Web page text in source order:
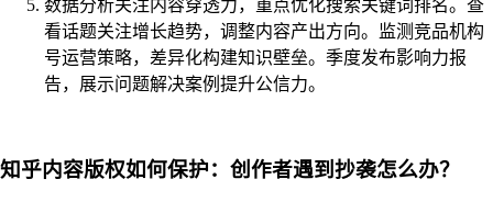
数据分析关注内容穿透力，重点优化搜索关键词排名。查
看话题关注增长趋势，调整内容产出方向。监测竞品机构
号运营策略，差异化构建知识壁垒。季度发布影响力报
告，展示问题解决案例提升公信力。
知乎内容版权如何保护：创作者遇到抄袭怎么办？